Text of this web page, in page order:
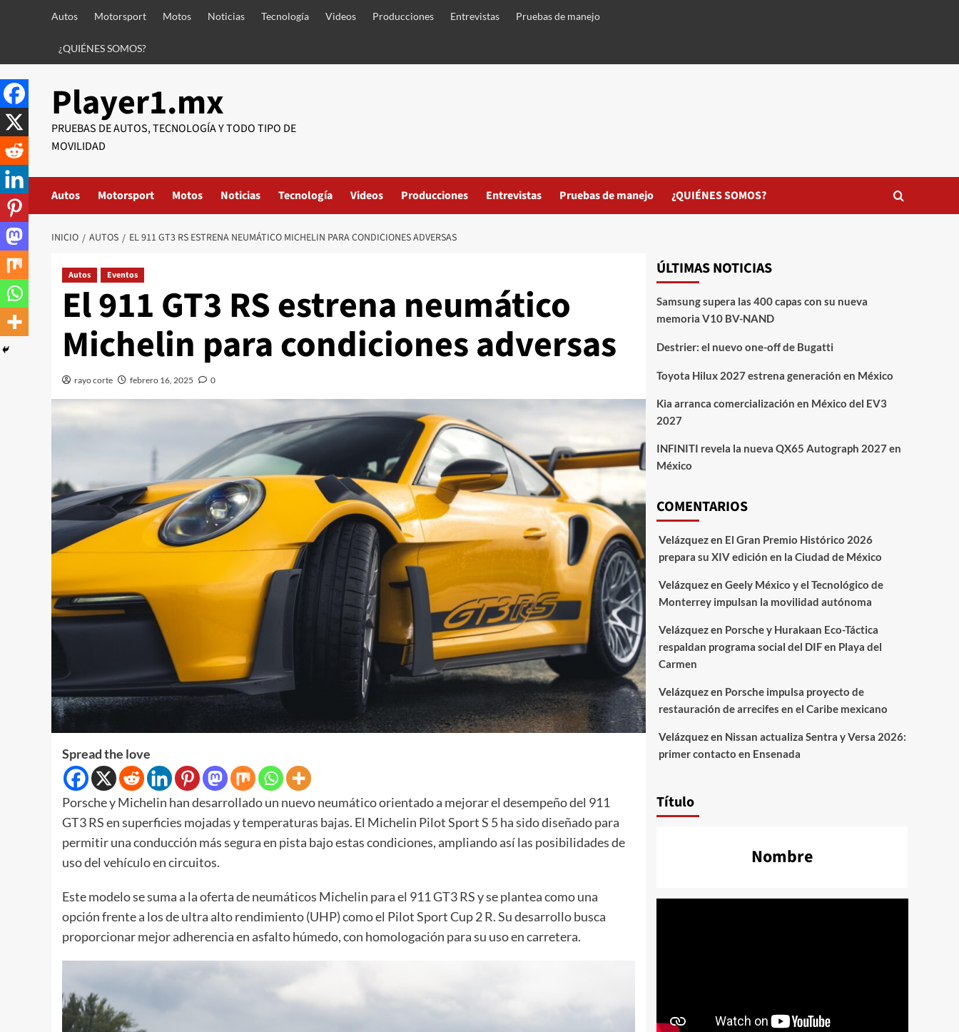
Autos Motorsport Motos Noticias Tecnología Videos Producciones Entrevistas Pruebas de manejo
¿QUIÉNES SOMOS?
Player1.mx
PRUEBAS DE AUTOS, TECNOLOGÍA Y TODO TIPO DE
MOVILIDAD
Autos Motorsport Motos Noticias Tecnología Videos Producciones Entrevistas Pruebas de manejo ¿QUIÉNES SOMOS?
INICIO AUTOS EL 911 GT3 RS ESTRENA NEUMÁTICO MICHELIN PARA CONDICIONES ADVERSAS
Autos Eventos
El 911 GT3 RS estrena neumático
Michelin para condiciones adversas
rayo corte febrero 16, 2025 0
Spread the love
Porsche y Michelin han desarrollado un nuevo neumático orientado a mejorar el desempeño del 911
GT3 RS en superficies mojadas y temperaturas bajas. El Michelin Pilot Sport S 5 ha sido diseñado para
permitir una conducción más segura en pista bajo estas condiciones, ampliando así las posibilidades de
uso del vehículo en circuitos.
Este modelo se suma a la oferta de neumáticos Michelin para el 911 GT3 RS y se plantea como una
opción frente a los de ultra alto rendimiento (UHP) como el Pilot Sport Cup 2 R. Su desarrollo busca
proporcionar mejor adherencia en asfalto húmedo, con homologación para su uso en carretera.
ÚLTIMAS NOTICIAS
Samsung supera las 400 capas con su nueva
memoria V10 BV-NAND
Destrier: el nuevo one-off de Bugatti
Toyota Hilux 2027 estrena generación en México
Kia arranca comercialización en México del EV3
2027
INFINITI revela la nueva QX65 Autograph 2027 en
México
COMENTARIOS
Velázquezen El Gran Premio Histórico 2026
prepara su XIV edición en la Ciudad de México
Velázquezen Geely México y el Tecnológico de
Monterrey impulsan la movilidad autónoma
Velázquezen Porsche y Hurakaan Eco-Táctica
respaldan programa social del DIF en Playa del
Carmen
Velázquezen Porsche impulsa proyecto de
restauración de arrecifes en el Caribe mexicano
Velázquezen Nissan actualiza Sentra y Versa 2026:
primer contacto en Ensenada
Título
Nombre